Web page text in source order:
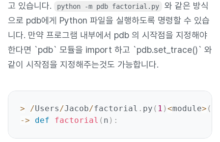
고 있습니다.
python -m pdb factorial.py
와 같은 방식
으로 pdb에게 Python 파일을 실행하도록 명령할 수 있습
니다. 만약 프로그램 내부에서 pdb 의 시작점을 지정해야
한다면 `pdb` 모듈을 import 하고 `pdb.set_trace()` 와
같이 시작점을 지정해주는것도 가능합니다.
> /Users/Jacob/factorial . py ( 1 )<module> (
-> def factorial ( n ) :